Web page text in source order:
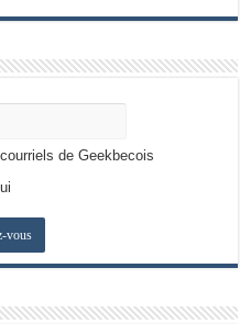
de Geekbecois